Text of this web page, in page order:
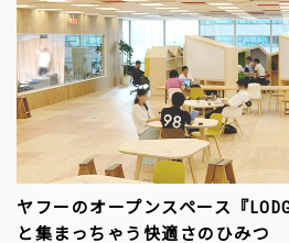
ヤフーのオープンスペース『
と集まっちゃう快適さのひみつ